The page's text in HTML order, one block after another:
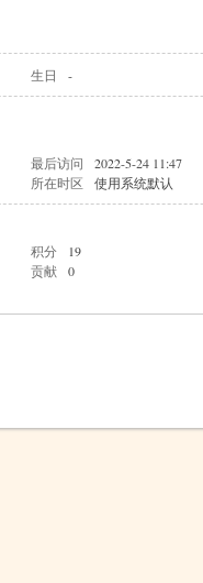
生日 -
最后访问 2022-5-24 11:47
所在时区 使用系统默认
积分 19
贡献 0